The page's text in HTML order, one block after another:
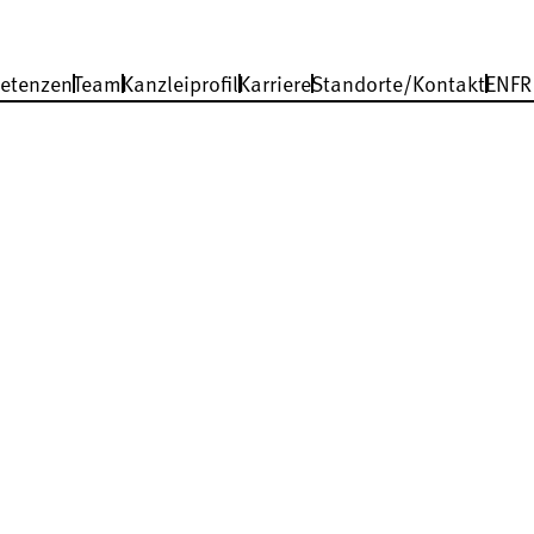
Team KanzleiprofilKarriereStandorte/KontaktENFR